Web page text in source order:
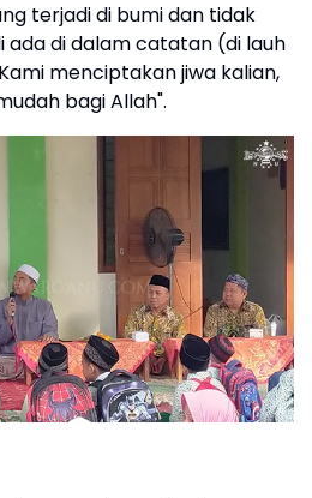
terjadi di bumi dan tidak
ada di dalam catatan (di lauh
menciptakan jiwa kalian,
bagi Allah".